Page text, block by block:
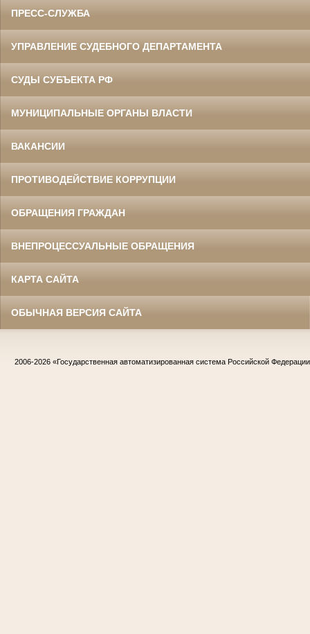
ПРЕСС-СЛУЖБА
УПРАВЛЕНИЕ СУДЕБНОГО ДЕПАРТАМЕНТА
СУДЫ СУБЪЕКТА РФ
МУНИЦИПАЛЬНЫЕ ОРГАНЫ ВЛАСТИ
ВАКАНСИИ
ПРОТИВОДЕЙСТВИЕ КОРРУПЦИИ
ОБРАЩЕНИЯ ГРАЖДАН
ВНЕПРОЦЕССУАЛЬНЫЕ ОБРАЩЕНИЯ
КАРТА САЙТА
ОБЫЧНАЯ ВЕРСИЯ САЙТА
2006-2026 «Государственная автоматизированная система Российской